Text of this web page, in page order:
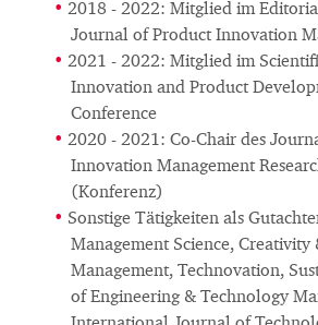
2018 - 2022: Mitglied im
Journal of Product Innovation
2021 - 2022: Mitglied im
Innovation and Product
Conference
2020 - 2021: Co-Chair des
Innovation Management
(Konferenz)
Sonstige Tätigkeiten als
Management Science,
Management, Technovation,
of Engineering & Technology